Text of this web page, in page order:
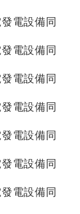
電設備同
電設備同
電設備同
電設備同
電設備同
電設備同
電設備同